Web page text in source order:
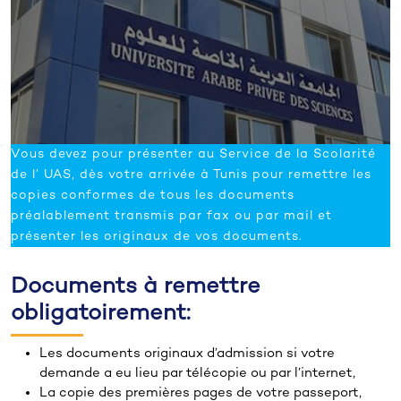
Vous devez pour présenter au Service de la Scolarité
de l’ UAS, dès votre arrivée à Tunis pour remettre les
copies conformes de tous les documents
préalablement transmis par fax ou par mail et
présenter les originaux de vos documents.
Documents à remettre
obligatoirement:
Les documents originaux d’admission si votre
demande a eu lieu par télécopie ou par l’internet,
La copie des premières pages de votre passeport,